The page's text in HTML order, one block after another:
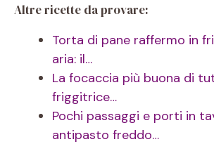
Altre ricette da provare:
Torta di pane raffermo in
aria: il…
La focaccia più buona di
friggitrice…
Pochi passaggi e porti in
antipasto freddo…